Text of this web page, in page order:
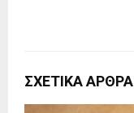
ΣΧΕΤΙΚΑ ΑΡΘΡΑ